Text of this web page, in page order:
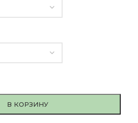
В КОРЗИНУ